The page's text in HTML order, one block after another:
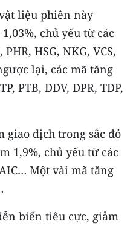
liệu phiên này
chủ yếu từ các
PHR, HSG, NKG, VCS,
lại, các mã tăng
PTB, DDV, DPR, TDP,
giao dịch trong sắc đỏ
1,9%, chủ yếu từ các
Một vài mã tăng
biến tiêu cực, giảm